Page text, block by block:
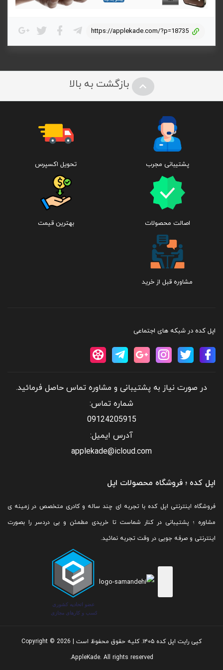
https://applekade.com/?p=18735
بازگشت به بالا
پشتیبانی مجرب تحویل اکسپرس
اصالت محصولات بهترین قیمت
مشاوره قبل از خرید
اپل کده در شبکه های اجتماعی
در صورت نیاز به پشتیبانی و مشاوره تماس حاصل فرمائید.
شماره تماس:
09124205915
آدرس ایمیل:
applekade@icloud.com
اپل کده ؛ فروشگاه محصولات اپل
فروشگاه اینترنتی اپل کده با تجربه ای چند ساله و کادری متخصص در زمینه ی
مشاوره ؛ پشتیبانی در کنار شماست تا خریدی مطمئن و بی دردسر را بصورت
اینترنتی و صرفه جویی در وقت تجربه نمائید.
کپی رایت اپل کده ۱۴۰۵. کلیه حقوق محفوظ است | Copyright © 2026
AppleKade. All rights reserved.